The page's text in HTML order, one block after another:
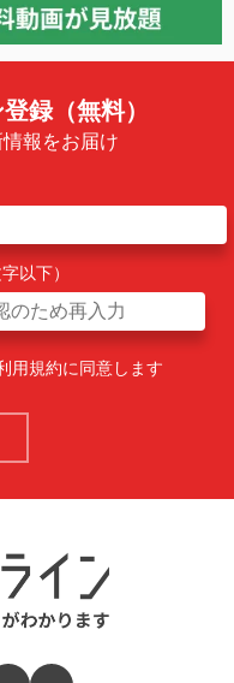
録（無料）
報をお届け
以下）
用規約に同意します